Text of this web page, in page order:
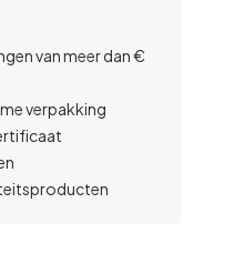
van meer dan €
verpakking